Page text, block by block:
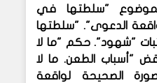
"سلطتها في
الدعوى". "سلطتها
"شهود". حكم "ما لا
"أسباب الطعن. ما لا
الصحيحة لواقعة